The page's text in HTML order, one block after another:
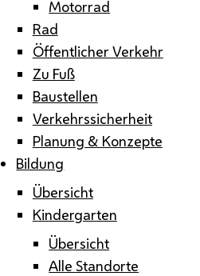
Motorrad
Rad
Öffentlicher Verkehr
Zu Fuß
Baustellen
Verkehrssicherheit
Planung & Konzepte
Bildung
Übersicht
Kindergarten
Übersicht
Alle Standorte